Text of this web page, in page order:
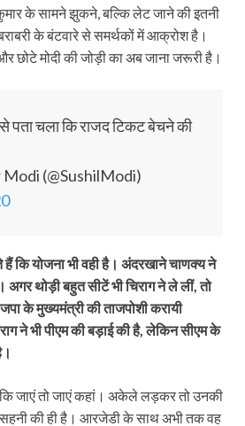
के सामने झुकने, बल्कि लेट जाने की इतनी
के बंटवारे से समर्थकों में आक्रोश है।
छोटे मोदी की जोड़ी का अब जाना जरूरी है।
पता चला कि राजद टिकट बेचने की
(@SushilModi)
कि योजना भी वही है। अंदरखाने चाणक्य ने
अगर थोड़ी बहुत सीटें भी चिराग ने ले लीं, तो
के मुख्यमंत्री की ताजपोशी करायी
ने भी पीएम की बड़ाई की है, लेकिन सीएम के
कि जाएं तो जाएं कहां। अकेले लड़कर तो उनकी
की ही है। आरजेडी के साथ अभी तक वह